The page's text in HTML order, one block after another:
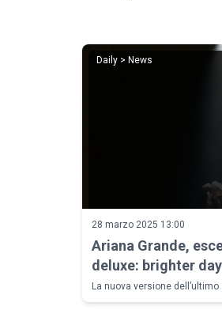
Daily > News
28 marzo 2025 13:00
Ariana Grande,
deluxe: brighter
La nuova versione dell’ultimo